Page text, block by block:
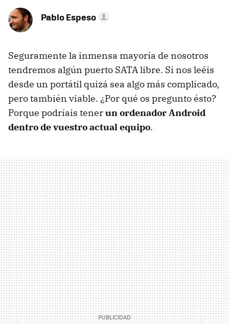
Pablo Espeso
Seguramente la inmensa mayoría de nosotros
tendremos algún puerto SATA libre. Si nos leéis
desde un portátil quizá sea algo más complicado,
pero también viable. ¿Por qué os pregunto ésto?
Porque podríais tenerun ordenador Android
dentro de vuestro actual equipo.